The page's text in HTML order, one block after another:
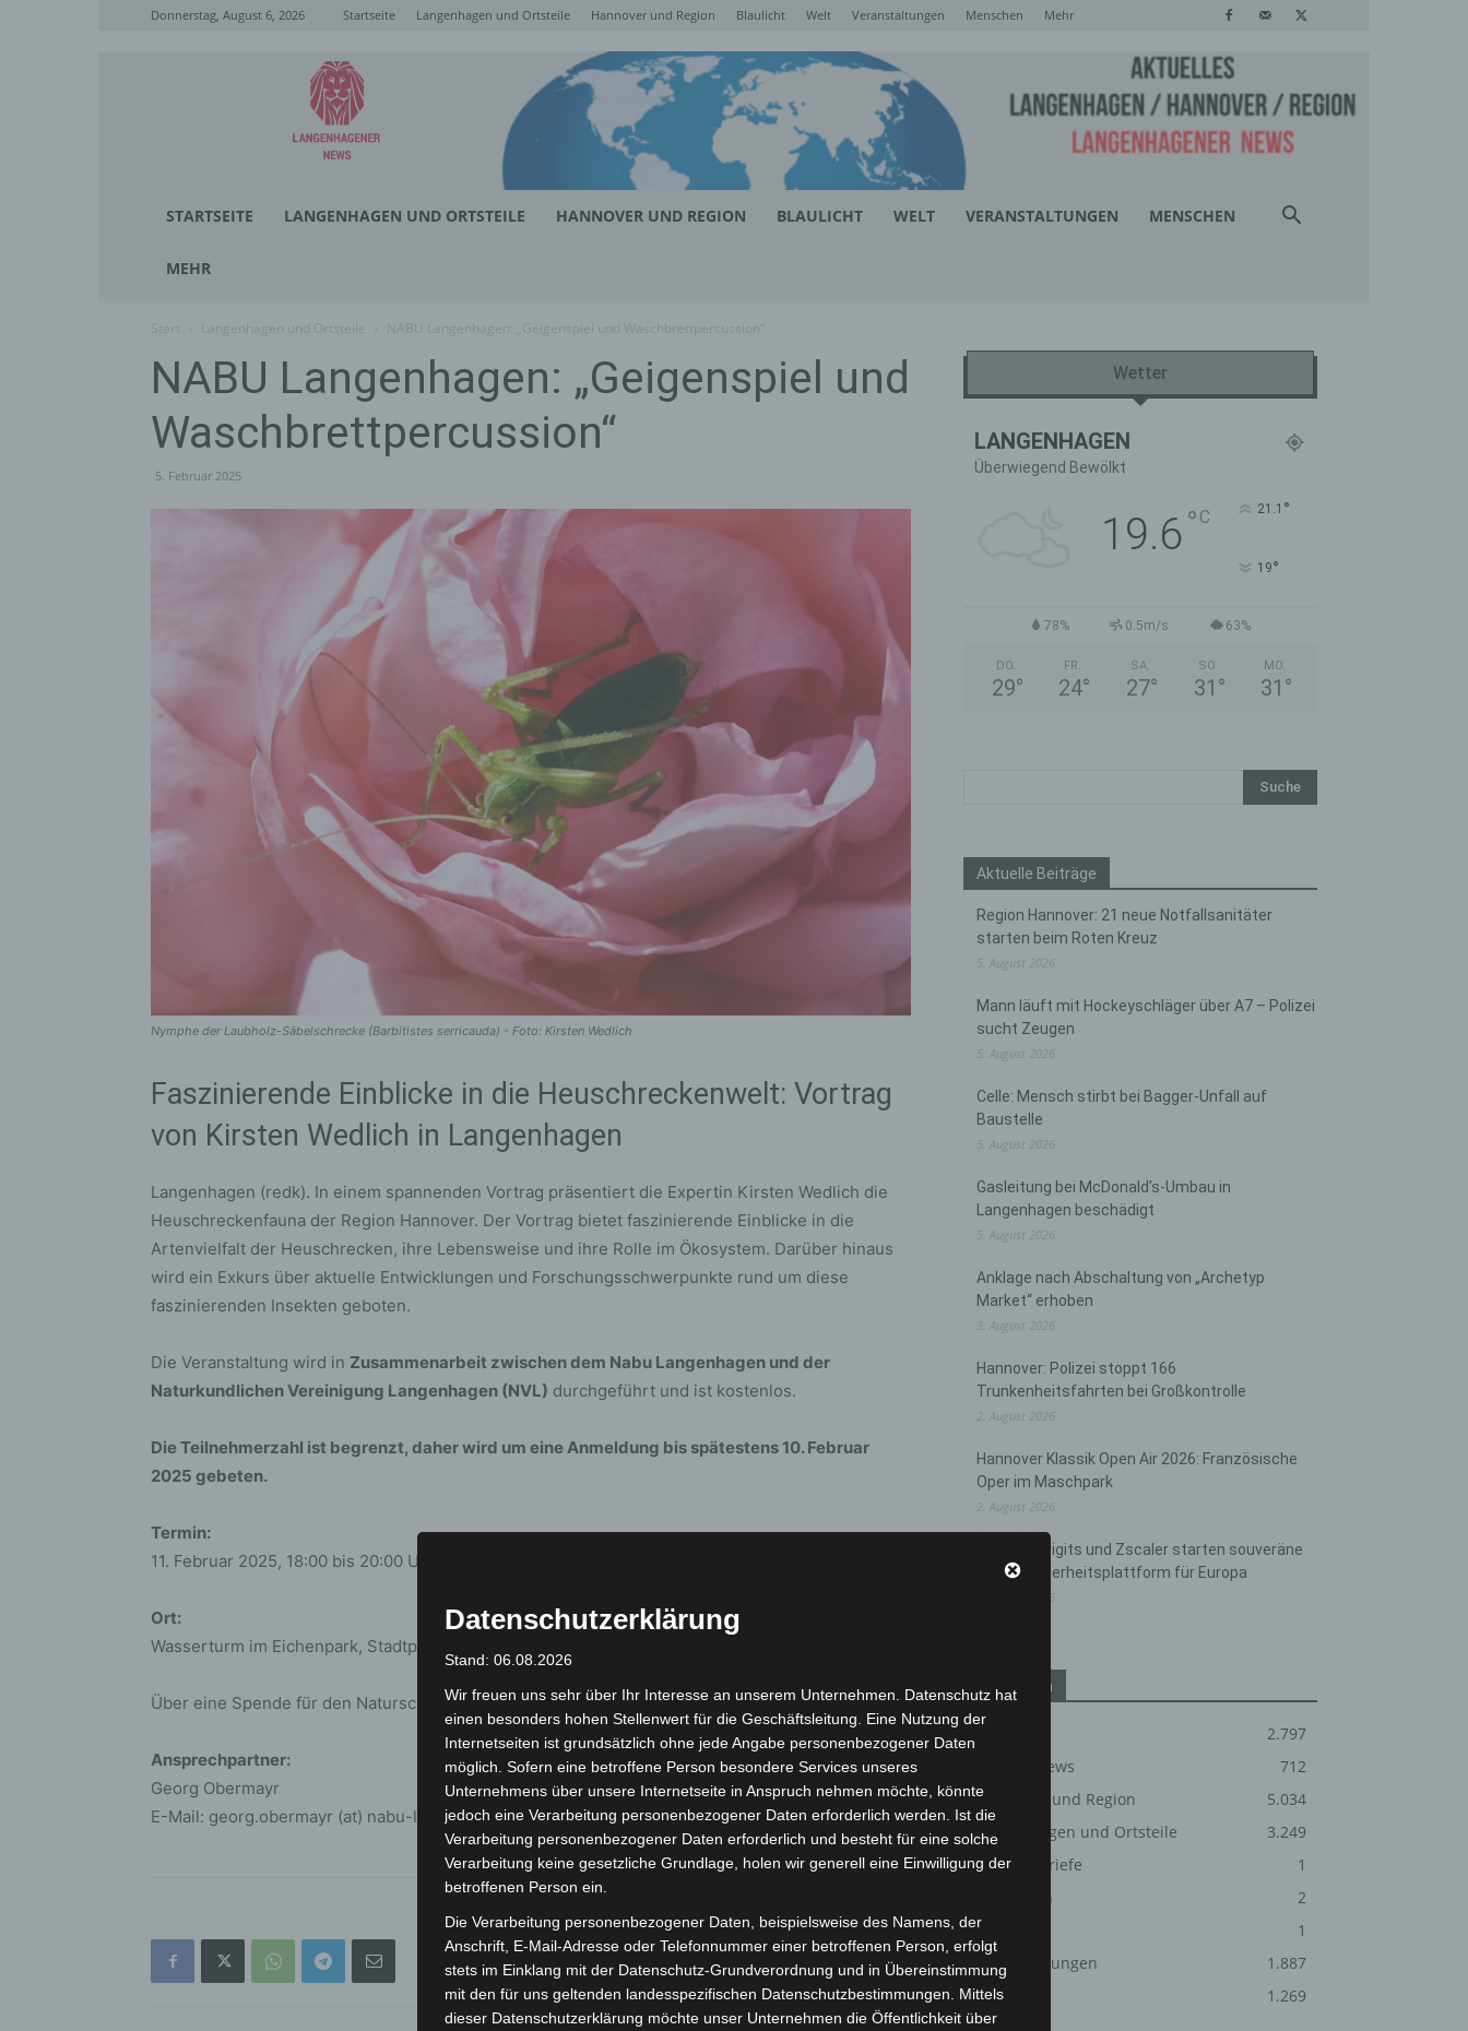
Donnerstag, August 6, 2026 Startseite Langenhagen und Ortsteile Hannover und Region Blaulicht Welt Veranstaltungen Menschen Mehr
Langenhagener
News
STARTSEITE LANGENHAGEN UND ORTSTEILE HANNOVER UND REGION BLAULICHT WELT VERANSTALTUNGEN MENSCHEN
MEHR
NABU Langenhagen: „Geigenspiel und
Waschbrettpercussion“
5. Februar 2025
Nymphe der Laubholz-Säbelschrecke (Barbitistes serricauda) - Foto: Kirsten Wedlich
Faszinierende Einblicke in die Heuschreckenwelt: Vortrag
von Kirsten Wedlich in Langenhagen
Langenhagen (redk). In einem spannenden Vortrag präsentiert die Expertin Kirsten Wedlich die
Heuschreckenfauna der Region Hannover. Der Vortrag bietet faszinierende Einblicke in die
Artenvielfalt der Heuschrecken, ihre Lebensweise und ihre Rolle im Ökosystem. Darüber hinaus
wird ein Exkurs über aktuelle Entwicklungen und Forschungsschwerpunkte rund um diese
faszinierenden Insekten geboten.
Die Veranstaltung wird in Zusammenarbeit zwischen dem Nabu Langenhagen und der
Naturkundlichen Vereinigung Langenhagen (NVL) durchgeführt und ist kostenlos.
Die Teilnehmerzahl ist begrenzt, daher wird um eine Anmeldung bis spätestens 10. Februar
2025 gebeten.
Termin:
11. Februar 2025, 18:00 bis 20:00 Uhr
Ort:
Wasserturm im Eichenpark, Stadtparkallee, 30853 Langenhagen
Über eine Spende für den Naturschutz würden sich die Veranstalter freuen.
Ansprechpartner:
Georg Obermayr
E-Mail: georg.obermayr (at) nabu-langenhagen.de
Wetter
LANGENHAGEN
Überwiegend Bewölkt
19.6° C 21.1 °
19°
78% 0.5m/s 63%
DO.
29°
FR.
24°
SA.
27°
SO.
31 °
MO.
31 °
Aktuelle Beiträge
Region Hannover: 21 neue Notfallsanitäter
starten beim Roten Kreuz
5. August 2026
Mann läuft mit Hockeyschläger über A7 – Polizei
sucht Zeugen
5. August 2026
Celle: Mensch stirbt bei Bagger-Unfall auf
Baustelle
5. August 2026
Gasleitung bei McDonald’s-Umbau in
Langenhagen beschädigt
5. August 2026
Anklage nach Abschaltung von „Archetyp
Market“ erhoben
3. August 2026
Hannover: Polizei stoppt 166
Trunkenheitsfahrten bei Großkontrolle
2. August 2026
Hannover Klassik Open Air 2026: Französische
Oper im Maschpark
2. August 2026
Schwarz Digits und Zscaler starten souveräne
Cloud-Sicherheitsplattform für Europa
Kategorien
2.797
Corona-News
712
Hannover und Region
5.034
Langenhagen und Ortsteile
3.249
Leserbriefe
1
Menschen
2
Über uns
1
Veranstaltungen
1.887
Welt
1.269
Datenschutzerklärung
Stand: 06.08.2026
Wir freuen uns sehr über Ihr Interesse an unserem Unternehmen. Datenschutz hat
einen besonders hohen Stellenwert für die Geschäftsleitung. Eine Nutzung der
Internetseiten ist grundsätzlich ohne jede Angabe personenbezogener Daten
möglich. Sofern eine betroffene Person besondere Services unseres
Unternehmens über unsere Internetseite in Anspruch nehmen möchte, könnte
jedoch eine Verarbeitung personenbezogener Daten erforderlich werden. Ist die
Verarbeitung personenbezogener Daten erforderlich und besteht für eine solche
Verarbeitung keine gesetzliche Grundlage, holen wir generell eine Einwilligung der
betroffenen Person ein.
Die Verarbeitung personenbezogener Daten, beispielsweise des Namens, der
Anschrift, E-Mail-Adresse oder Telefonnummer einer betroffenen Person, erfolgt
stets im Einklang mit der Datenschutz-Grundverordnung und in Übereinstimmung
mit den für uns geltenden landesspezifischen Datenschutzbestimmungen. Mittels
dieser Datenschutzerklärung möchte unser Unternehmen die Öffentlichkeit über